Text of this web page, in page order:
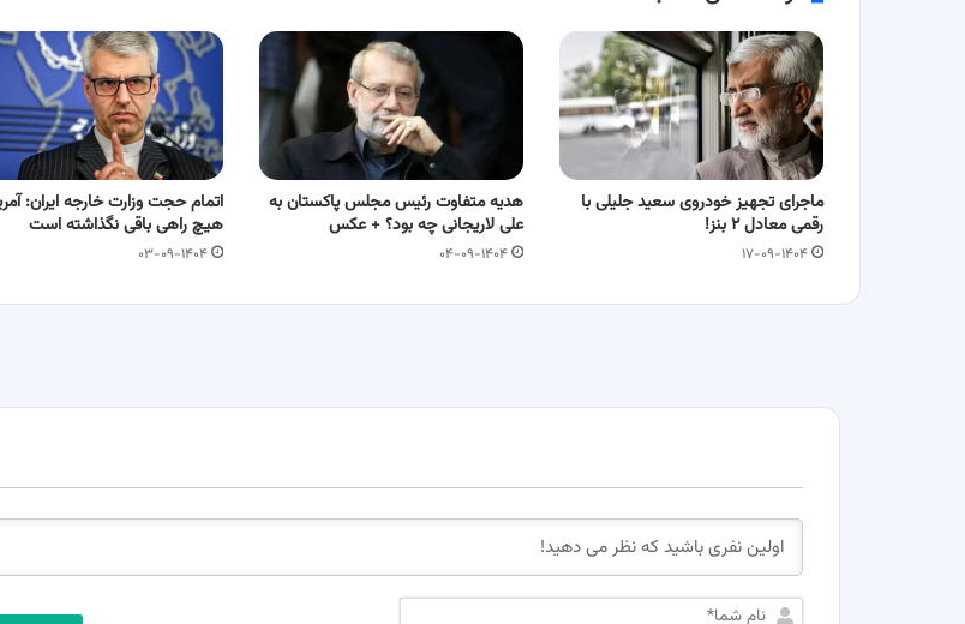
ماجرای تجهیز خودروی سعید جلیلی با
رقمی معادل ۲ بنز!
۱۷-۰۹-۱۴۰۴
هدیه متفاوت رئیس مجلس پاکستان به
علی لاریجانی چه بود؟ + عکس
۰۴-۰۹-۱۴۰۴
اتمام حجت وزارت خارجه ایران:
هیچ راهی باقی نگذاشته است
۰۳-۰۹-۱۴۰۴